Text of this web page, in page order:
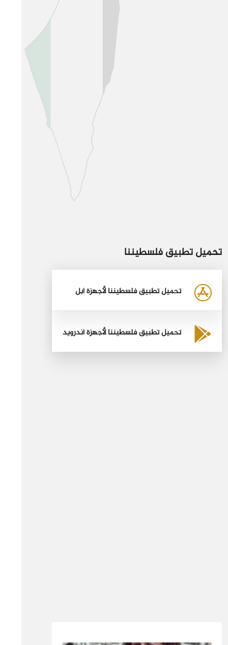
تحميل تطبيق فلسطيننا
تحميل تطبيق فلسطيننا لأجهزة أبل
تحميل تطبيق فلسطيننا لأجهزة أندرويد